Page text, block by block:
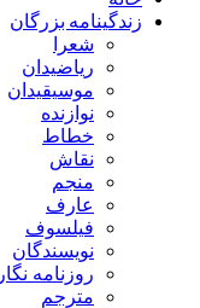
زندگینامه بزرگان
شعرا
ریاضیدان
موسیقیدان
نوازنده
خطاط
نقاش
منجم
عارف
فیلسوف
نویسندگان
روزنامه نگار
مترجم